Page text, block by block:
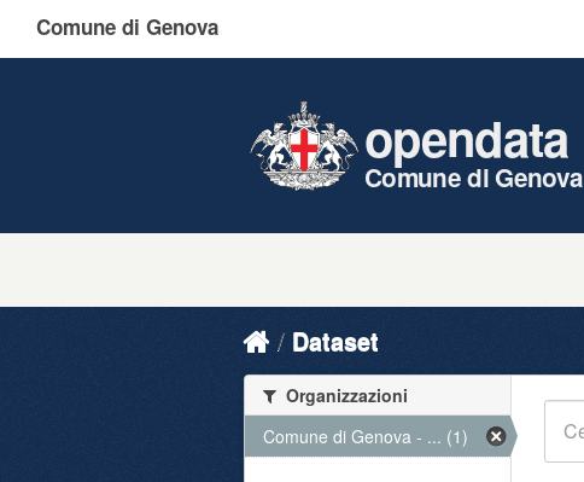
Comune di Genova
opendata
Comune di Genova
Dataset
Organizzazioni
Comune di Genova - ... (1)